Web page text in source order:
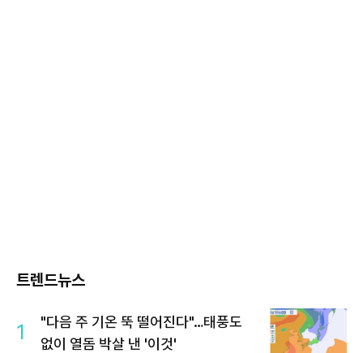
트렌드뉴스
1
"다음 주 기온 뚝 떨어진다"…태풍도
없이 열돔 박살 낸 '이것'